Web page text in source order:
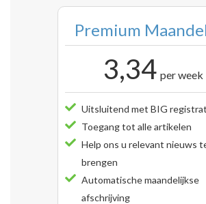
Premium
3,34 per week
Uitsluitend met BIG
Toegang tot alle artikelen
Help ons u relevant nieuws
brengen
Automatische maandelijkse
afschrijving